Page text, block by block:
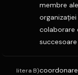
membre
colaborare
succesoare
litera B)